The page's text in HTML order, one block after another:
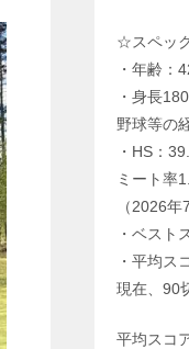
☆スペッ
・年齢
・身長
野球等の
・HS：
ミート率
（2026年
・ベス
・平均ス
現在、90
平均スコ